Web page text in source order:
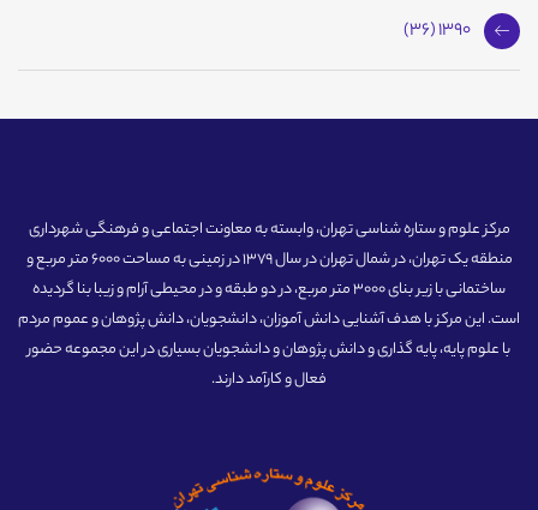
1390 (36)
مرکز علوم و ستاره شناسی تهران، وابسته به معاونت اجتماعی و فرهنگی شهرداری
منطقه یک تهران، در شمال تهران در سال 1379 در زمینی به مساحت 6000 متر مربع و
ساختمانی با زیر بنای 3000 متر مربع، در دو طبقه و در محیطی آرام و زیبا بنا گردیده
است. این مرکز با هدف آشنایی دانش آموزان، دانشجویان، دانش پژوهان و عموم مردم
با علوم پایه، پایه گذاری و دانش پژوهان و دانشجویان بسیاری در این مجموعه حضور
فعال و کارآمد دارند.